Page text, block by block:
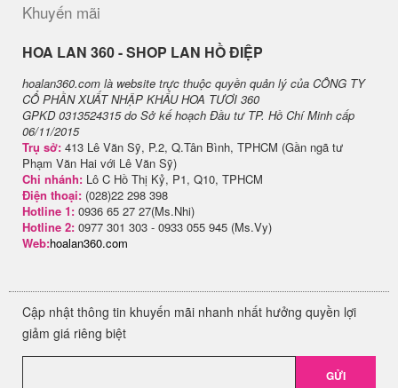
Khuyến mãi
H​OA LAN 360 - SHOP LAN HỒ ĐIỆP
hoalan360.com là website trực thuộc quyền quản lý của CÔNG TY
CỔ PHẦN XUẤT NHẬP KHẨU HOA TƯƠI 360
GPKD 0313524315 do Sở kế hoạch Đầu tư TP. Hồ Chí Minh cấp
06/11/2015
Trụ sở: 413 Lê Văn Sỹ, P.2, Q.Tân Bình, TPHCM (Gần ngã tư
Phạm Văn Hai với Lê Văn Sỹ)
Chi nhánh: Lô C Hồ Thị Kỷ, P1, Q10, TPHCM
Điện thoại: (028)22 298 398
Hotline 1: 0936 65 27 27(Ms.Nhi)
Hotline 2: 0977 301 303 - 0933 055 945 (Ms.Vy)
Web:hoalan360.com
Cập nhật thông tin khuyến mãi nhanh nhất hưởng quyền lợi
giảm giá riêng biệt
GỬI